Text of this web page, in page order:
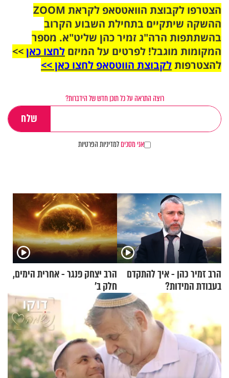
הצטרפו לקבוצת הוואטסאפ לקראת ZOOM
ההשקה שיתקיים בתחילת השבוע הקרוב
בהשתתפות הרה"ג זמיר כהן שליט"א. מספר
המקומות מוגבל! לפרטים על המיזם לחצו כאן>>
להצטרפותלקבוצת הווטסאפ לחצו כאן >>
רוצה התראה על כל תוכן חדש של הידברות?
אני מסכיםלמדיניות הפרטיות
הרב זמיר כהן - איך להתקדם
בעבודת המידות?
הרב יצחק פנגר - אחרית הימים,
חלק ב’